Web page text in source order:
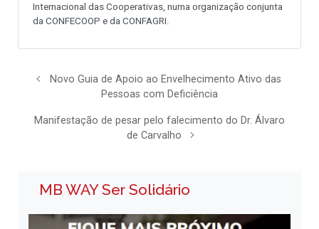
Internacional das Cooperativas, numa organização conjunta
da CONFECOOP e da CONFAGRI.
Novo Guia de Apoio ao Envelhecimento Ativo das
Pessoas com Deficiência
Manifestação de pesar pelo falecimento do Dr. Álvaro
de Carvalho
MB WAY Ser Solidário